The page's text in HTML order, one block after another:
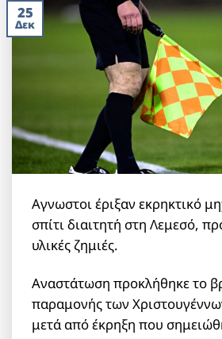
25
Δεκ
Αγνωστοι έριξαν εκρηκτικό
σπίτι διαιτητή στη Λεμεσό,
υλικές ζημιές.
Αναστάτωση προκλήθηκε το
παραμονής των
μετά από έκρηξη που